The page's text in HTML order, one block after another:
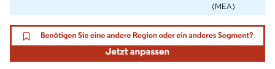
(MEA)